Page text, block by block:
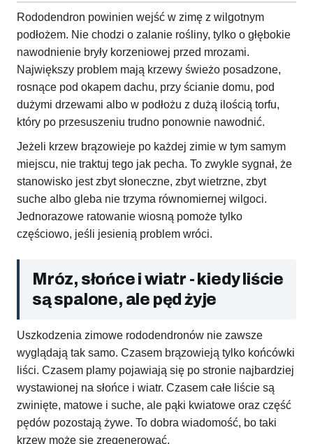
Rododendron powinien wejść w zimę z wilgotnym
podłożem. Nie chodzi o zalanie rośliny, tylko o głębokie
nawodnienie bryły korzeniowej przed mrozami.
Największy problem mają krzewy świeżo posadzone,
rosnące pod okapem dachu, przy ścianie domu, pod
dużymi drzewami albo w podłożu z dużą ilością torfu,
który po przesuszeniu trudno ponownie nawodnić.
Jeżeli krzew brązowieje po każdej zimie w tym samym
miejscu, nie traktuj tego jak pecha. To zwykle sygnał, że
stanowisko jest zbyt słoneczne, zbyt wietrzne, zbyt
suche albo gleba nie trzyma równomiernej wilgoci.
Jednorazowe ratowanie wiosną pomoże tylko
częściowo, jeśli jesienią problem wróci.
Mróz, słońce i wiatr - kiedy liście
są spalone, ale pęd żyje
Uszkodzenia zimowe rododendronów nie zawsze
wyglądają tak samo. Czasem brązowieją tylko końcówki
liści. Czasem plamy pojawiają się po stronie najbardziej
wystawionej na słońce i wiatr. Czasem całe liście są
zwinięte, matowe i suche, ale pąki kwiatowe oraz część
pędów pozostają żywe. To dobra wiadomość, bo taki
krzew może się zregenerować.